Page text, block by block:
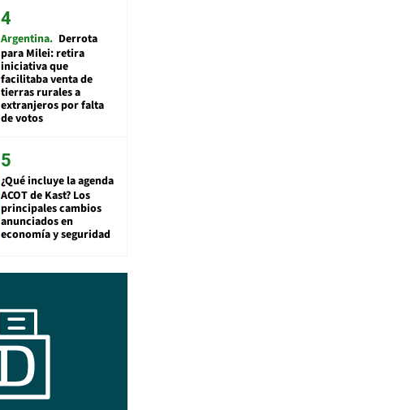
Argentina Derrota
para Milei: retira
iniciativa que
facilitaba venta de
tierras rurales a
extranjeros por falta
de votos
¿Qué incluye la agenda
ACOT de Kast? Los
principales cambios
anunciados en
economía y seguridad